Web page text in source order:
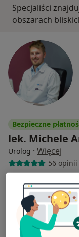
Specjaliści
obszarach
Bezpieczne
lek. Michele
Urolog · Więcej
56 opinii
Strycharska
BIOFAM
Konsultacja